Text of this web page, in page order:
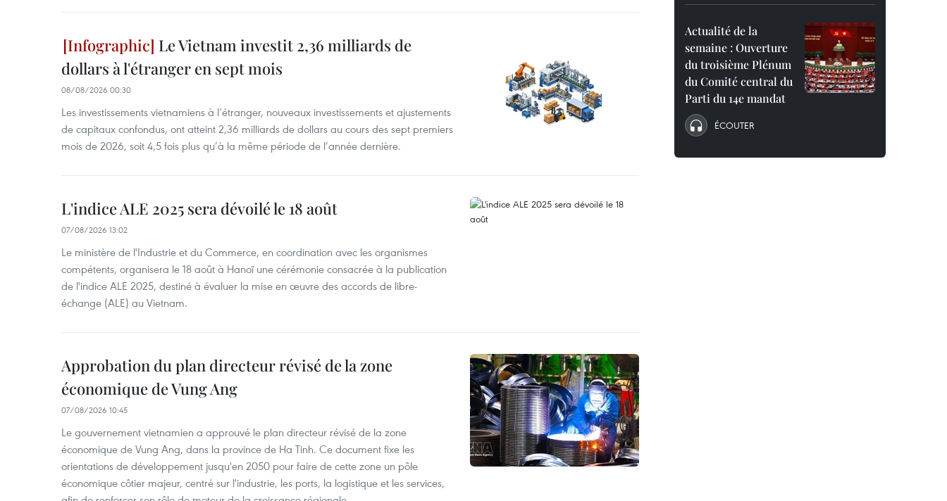
Le Vietnam investit 2,36 milliards de
dollars à l'étranger en sept mois
08/08/2026 00:30
Les investissements vietnamiens à l’étranger, nouveaux investissements et ajustements
de capitaux confondus, ont atteint 2,36 milliards de dollars au cours des sept premiers
mois de 2026, soit 4,5 fois plus qu’à la même période de l’année dernière.
L'indice ALE 2025 sera dévoilé le 18 août
07/08/2026 13:02
Le ministère de l'Industrie et du Commerce, en coordination avec les organismes
compétents, organisera le 18 août à Hanoï une cérémonie consacrée à la publication
de l'indice ALE 2025, destiné à évaluer la mise en œuvre des accords de libre-
échange (ALE) au Vietnam.
Approbation du plan directeur révisé de la zone
économique de Vung Ang
07/08/2026 10:45
Le gouvernement vietnamien a approuvé le plan directeur révisé de la zone
économique de Vung Ang, dans la province de Ha Tinh. Ce document fixe les
orientations de développement jusqu'en 2050 pour faire de cette zone un pôle
économique côtier majeur, centré sur l'industrie, les ports, la logistique et les services,
Actualité de la
semaine : Ouverture
du troisième Plénum
du Comité central du
Parti du 14e mandat
ÉCOUTER